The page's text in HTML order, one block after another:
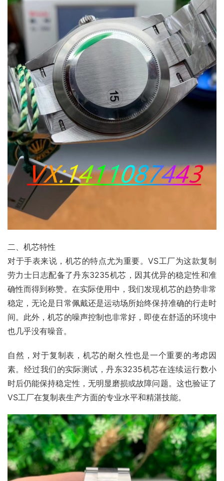
二、机芯特性
对于手表来说，机芯的特点尤为重要。VS工厂为这款复制
劳力士日志配备了丹东3235机芯，因其优异的稳定性和准
确性而得到称赞。在实际使用中，我们发现机芯的趋势非常
稳定，无论是日常佩戴还是运动场所始终保持准确的行走时
间。此外，机芯的噪声控制也非常好，即使在舒适的环境中
也几乎没有噪音。
自然，对于复制表，机芯的耐久性也是一个重要的考虑因
素。经过我们的实际测试，丹东3235机芯在连续运行数小
时后仍能保持稳定性，无明显磨损或故障问题。这也验证了
VS工厂在复制表生产方面的专业水平和精湛技能。